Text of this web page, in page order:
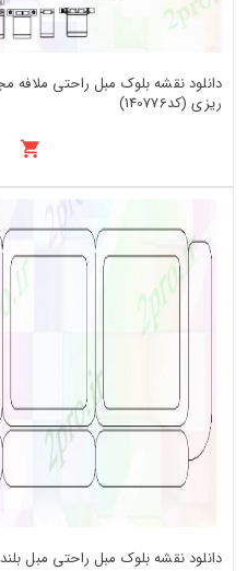
ریزی (کد140776)
دانلود نقشه بلوک مبل راحتی مبل بلند 2 د طراحی (کد140767)